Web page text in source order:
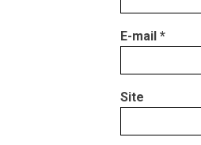
E-mail *
Site